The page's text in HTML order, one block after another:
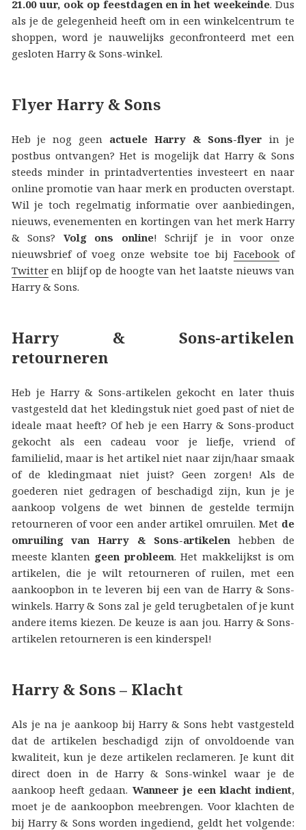
21.00 uur, ook op feestdagen en in het weekeinde. Dus
als je de gelegenheid heeft om in een winkelcentrum te
shoppen, word je nauwelijks geconfronteerd met een
gesloten Harry & Sons-winkel.
Flyer Harry & Sons
Heb je nog geen actuele Harry & Sons-flyer in je
postbus ontvangen? Het is mogelijk dat Harry & Sons
steeds minder in printadvertenties investeert en naar
online promotie van haar merk en producten overstapt.
Wil je toch regelmatig informatie over aanbiedingen,
nieuws, evenementen en kortingen van het merk Harry
& Sons? Volg ons online! Schrijf je in voor onze
nieuwsbrief of voeg onze website toe bijFacebook of
Twitteren blijf op de hoogte van het laatste nieuws van
Harry & Sons.
Harry & Sons-artikelen
retourneren
Heb je Harry & Sons-artikelen gekocht en later thuis
vastgesteld dat het kledingstuk niet goed past of niet de
ideale maat heeft? Of heb je een Harry & Sons-product
gekocht als een cadeau voor je liefje, vriend of
familielid, maar is het artikel niet naar zijn/haar smaak
of de kledingmaat niet juist? Geen zorgen! Als de
goederen niet gedragen of beschadigd zijn, kun je je
aankoop volgens de wet binnen de gestelde termijn
retourneren of voor een ander artikel omruilen. Met de
omruiling van Harry & Sons-artikelenhebben de
meeste klanten geen probleem. Het makkelijkst is om
artikelen, die je wilt retourneren of ruilen, met een
aankoopbon in te leveren bij een van de Harry & Sons-
winkels. Harry & Sons zal je geld terugbetalen of je kunt
andere items kiezen. De keuze is aan jou. Harry & Sons-
artikelen retourneren is een kinderspel!
Harry & Sons – Klacht
Als je na je aankoop bij Harry & Sons hebt vastgesteld
dat de artikelen beschadigd zijn of onvoldoende van
kwaliteit, kun je deze artikelen reclameren. Je kunt dit
direct doen in de Harry & Sons-winkel waar je de
aankoop heeft gedaan. Wanneer je een klacht indient,
moet je de aankoopbon meebrengen. Voor klachten de
bij Harry & Sons worden ingediend, geldt het volgende: